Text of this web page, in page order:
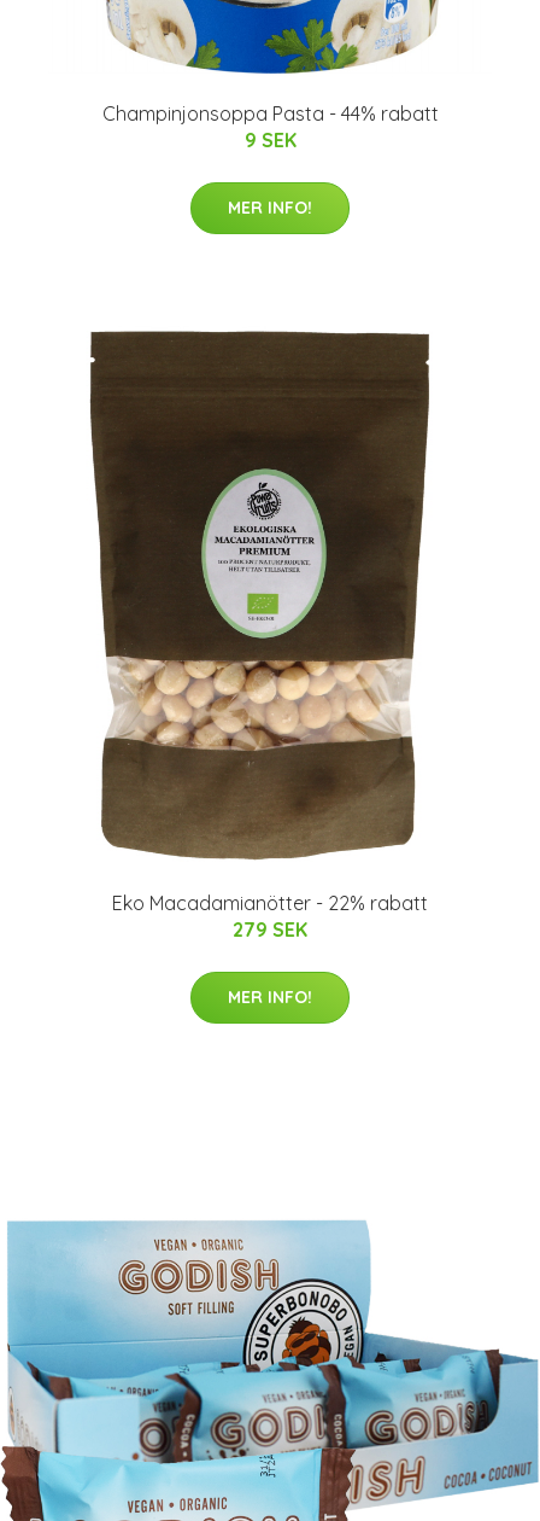
Champinjonsoppa Pasta - 44% rabatt
9 SEK
MER INFO!
Eko Macadamianötter - 22% rabatt
279 SEK
MER INFO!